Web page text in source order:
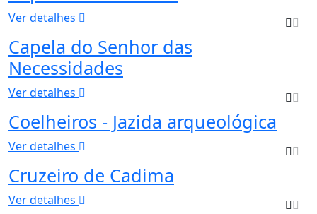
Ver detalhes
Capela do Senhor das
Necessidades
Ver detalhes
Coelheiros - Jazida arqueológica
Ver detalhes
Cruzeiro de Cadima
Ver detalhes